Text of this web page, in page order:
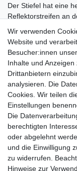
Der Stiefel hat eine
Reflektorstreifen an
dunklen Jahreszeit
Die Füße bleiben
nötigen Halt auch
Die Kinder verdienen
Hersteller: AIGLE
MONTMORENCY
513,
EU-Verantwortlicher:
DE
contact@aigle.com
Wir verwenden
Website und
Besucher:innen
Inhalte und
Drittanbietern
analysieren. Die
Cookies. Wir teilen
Einstellungen
Die
berechtigten
oder abgelehnt
und die Einwilligung
zu widerrufen.
Hinweise zur